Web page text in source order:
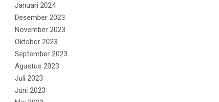
Januari 2024
Desember 2023
November 2023
Oktober 2023
September 2023
Agustus 2023
Juli 2023
Juni 2023